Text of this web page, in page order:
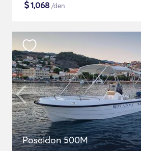
$1,068 /den
Poseidon 500M